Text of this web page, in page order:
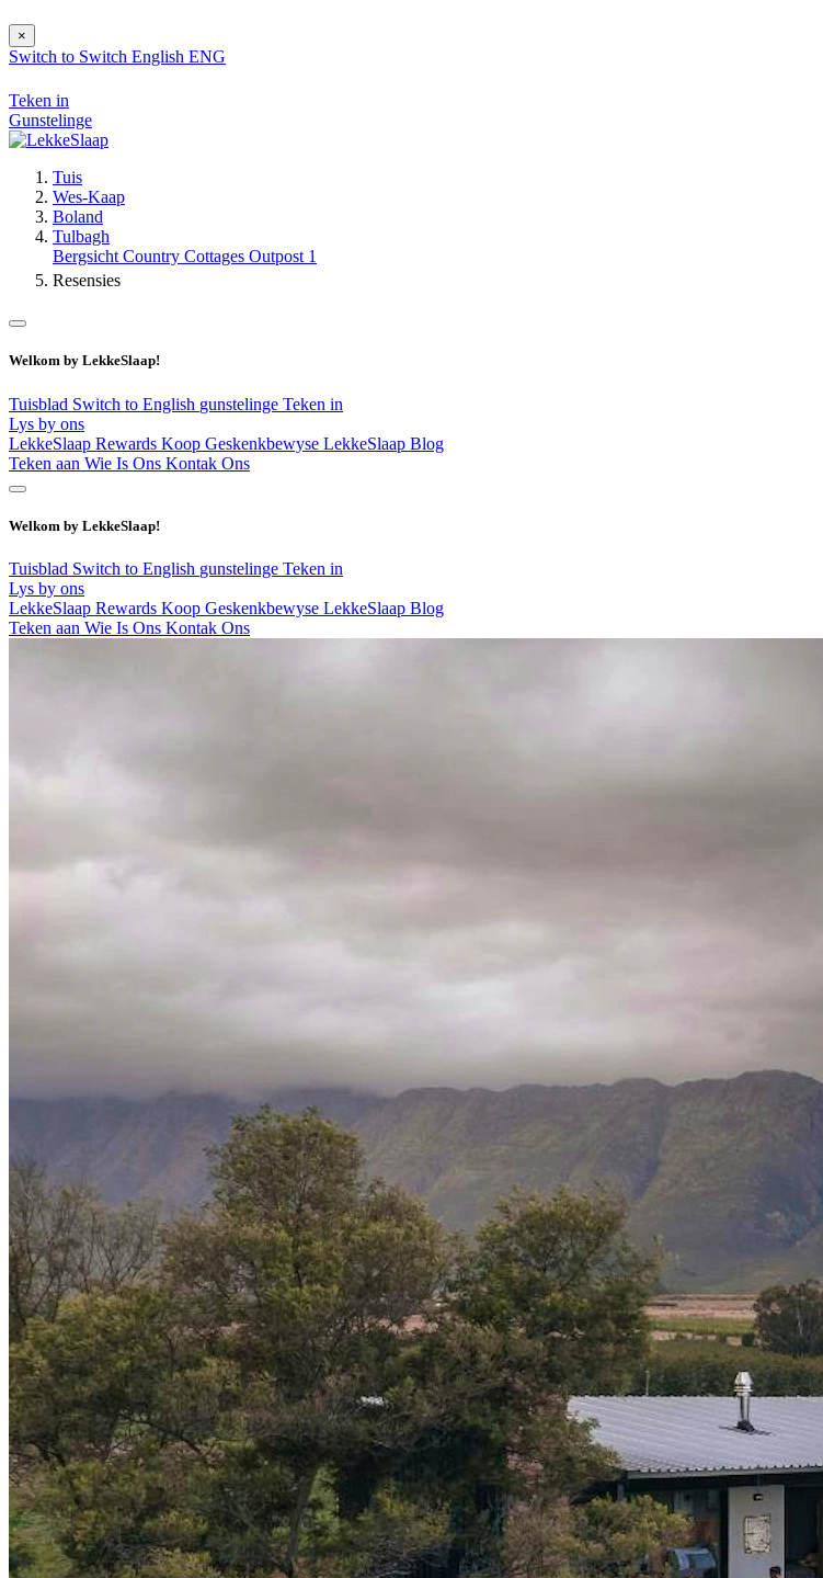
×
Switch to Switch English ENG
Teken in
Gunstelinge
Tuis
Wes-Kaap
Boland
Tulbagh
Bergsicht Country Cottages Outpost 1
Resensies
Welkom by LekkeSlaap!
Tuisblad Switch to English gunstelinge Teken in
Lys by ons
LekkeSlaap Rewards Koop Geskenkbewyse LekkeSlaap Blog
Teken aan Wie Is Ons Kontak Ons
Welkom by LekkeSlaap!
Tuisblad Switch to English gunstelinge Teken in
Lys by ons
LekkeSlaap Rewards Koop Geskenkbewyse LekkeSlaap Blog
Teken aan Wie Is Ons Kontak Ons